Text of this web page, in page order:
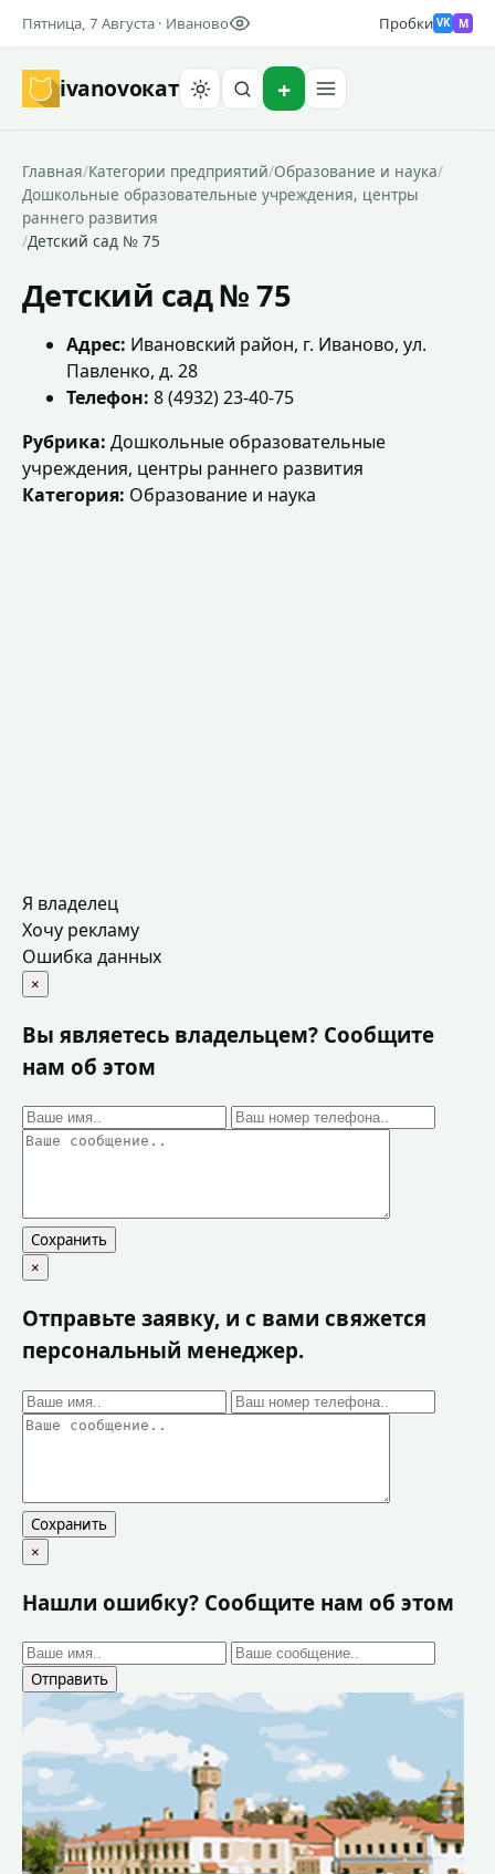
Пятница, 7 Августа · Иваново Пробки VK M
ivanovoкат
Найти
Главная/Категории предприятий/Образование и наука/
Дошкольные образовательные учреждения, центры
раннего развития
/Детский сад № 75
Детский сад № 75
Адрес: Ивановский район, г. Иваново, ул.
Павленко, д. 28
Телефон: 8 (4932) 23-40-75
Рубрика: Дошкольные образовательные
учреждения, центры раннего развития
Категория: Образование и наука
Я владелец
Хочу рекламу
Ошибка данных
×
Вы являетесь владельцем? Сообщите
нам об этом
Сохранить
×
Отправьте заявку, и с вами свяжется
персональный менеджер.
Сохранить
×
Нашли ошибку? Сообщите нам об этом
Отправить